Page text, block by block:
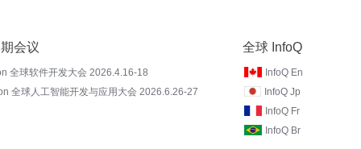
会议
全球软件开发大会 2026.4.16-18
全球人工智能开发与应用大会 2026.6.26-27
全球 InfoQ
InfoQ En
InfoQ Jp
InfoQ Fr
InfoQ Br